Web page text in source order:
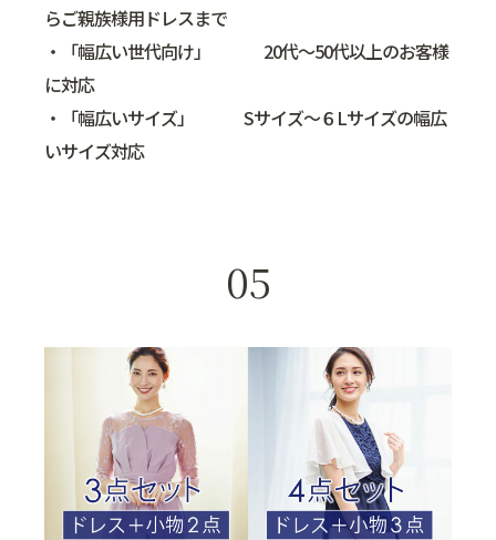
らご親族様用ドレスまで
・「幅広い世代向け」 20代～50代以上のお客様
に対応
・「幅広いサイズ」 Sサイズ～６Lサイズの幅広
いサイズ対応
05